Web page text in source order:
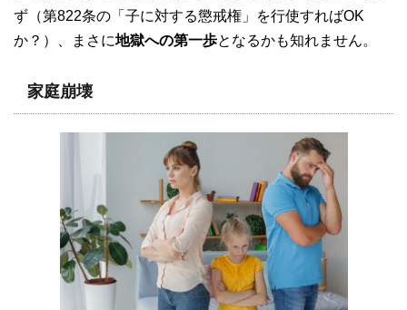
ず（第822条の「子に対する懲戒権」を行使すればOK
か？）、まさに地獄への第一歩となるかも知れません。
家庭崩壊